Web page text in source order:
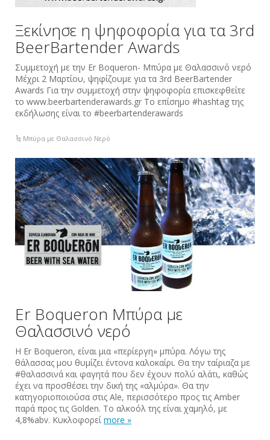
Ξεκίνησε η ψηφοφορία για τα 3rd
BeerBartender Awards
Συμμετοχή με την Er‬ ‪Boqueron- Μπύρα με Θαλασσινό νερό
Μέχρι 2 Μαρτίου, ψηφίζουμε για τα 3rd BeerBartender
Awards Για την συμμετοχή στην ψηφοφορία επισκεφθείτε
το www.beerbartenderawards.gr Το επίσημο ‪#‎hashtag‬ της
εκδήλωσης είναι το ‪#‎beerbartenderawards ‪‪‪‪
Μπύρα με Θαλασσινό Νερό
‎Er‬ ‪Boqueron Μπύρα με
Θαλασσινό νερό
Η ‪‎Er‬ ‪‎Boqueron‬, είναι μια «περίεργη» ‪μπύρα‬. Λόγω της
θάλασσας μου θυμίζει έντονα καλοκαίρι. Θα την ταίριαζα με
‪#‎θαλασσινά‬ και φαγητά που δεν έχουν πολύ αλάτι, καθώς
έχει να προσθέσει την δική της «αλμύρα». Θα την
κατηγοριοποιούσα στις Ale, περισσότερο προς τις Amber
παρά προς τις Golden. Το αλκοόλ της είναι χαμηλό, με
4,8%abv. Κυκλοφορείmore »